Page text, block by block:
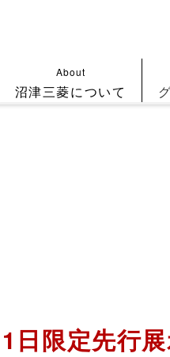
About
沼津三菱について
日限定先行展